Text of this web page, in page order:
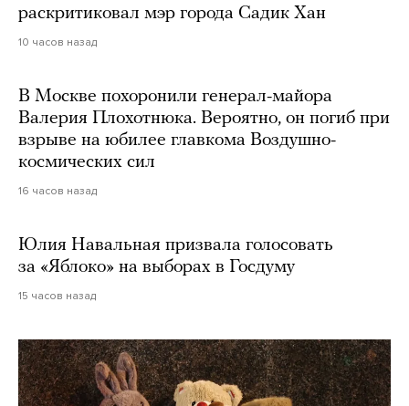
раскритиковал мэр города Садик Хан
10 часов назад
В Москве похоронили генерал-майора
Валерия Плохотнюка. Вероятно, он погиб при
взрыве на юбилее главкома Воздушно-
космических сил
16 часов назад
Юлия Навальная призвала голосовать
за «Яблоко» на выборах в Госдуму
15 часов назад